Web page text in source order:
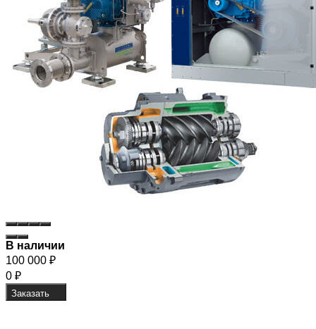
В наличии
100 000 ₽
0 ₽
Заказать